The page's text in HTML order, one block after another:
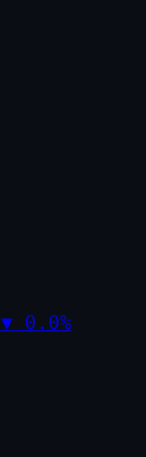
▼ 0.0%